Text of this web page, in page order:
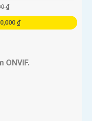
₫
₫
ONVIF.